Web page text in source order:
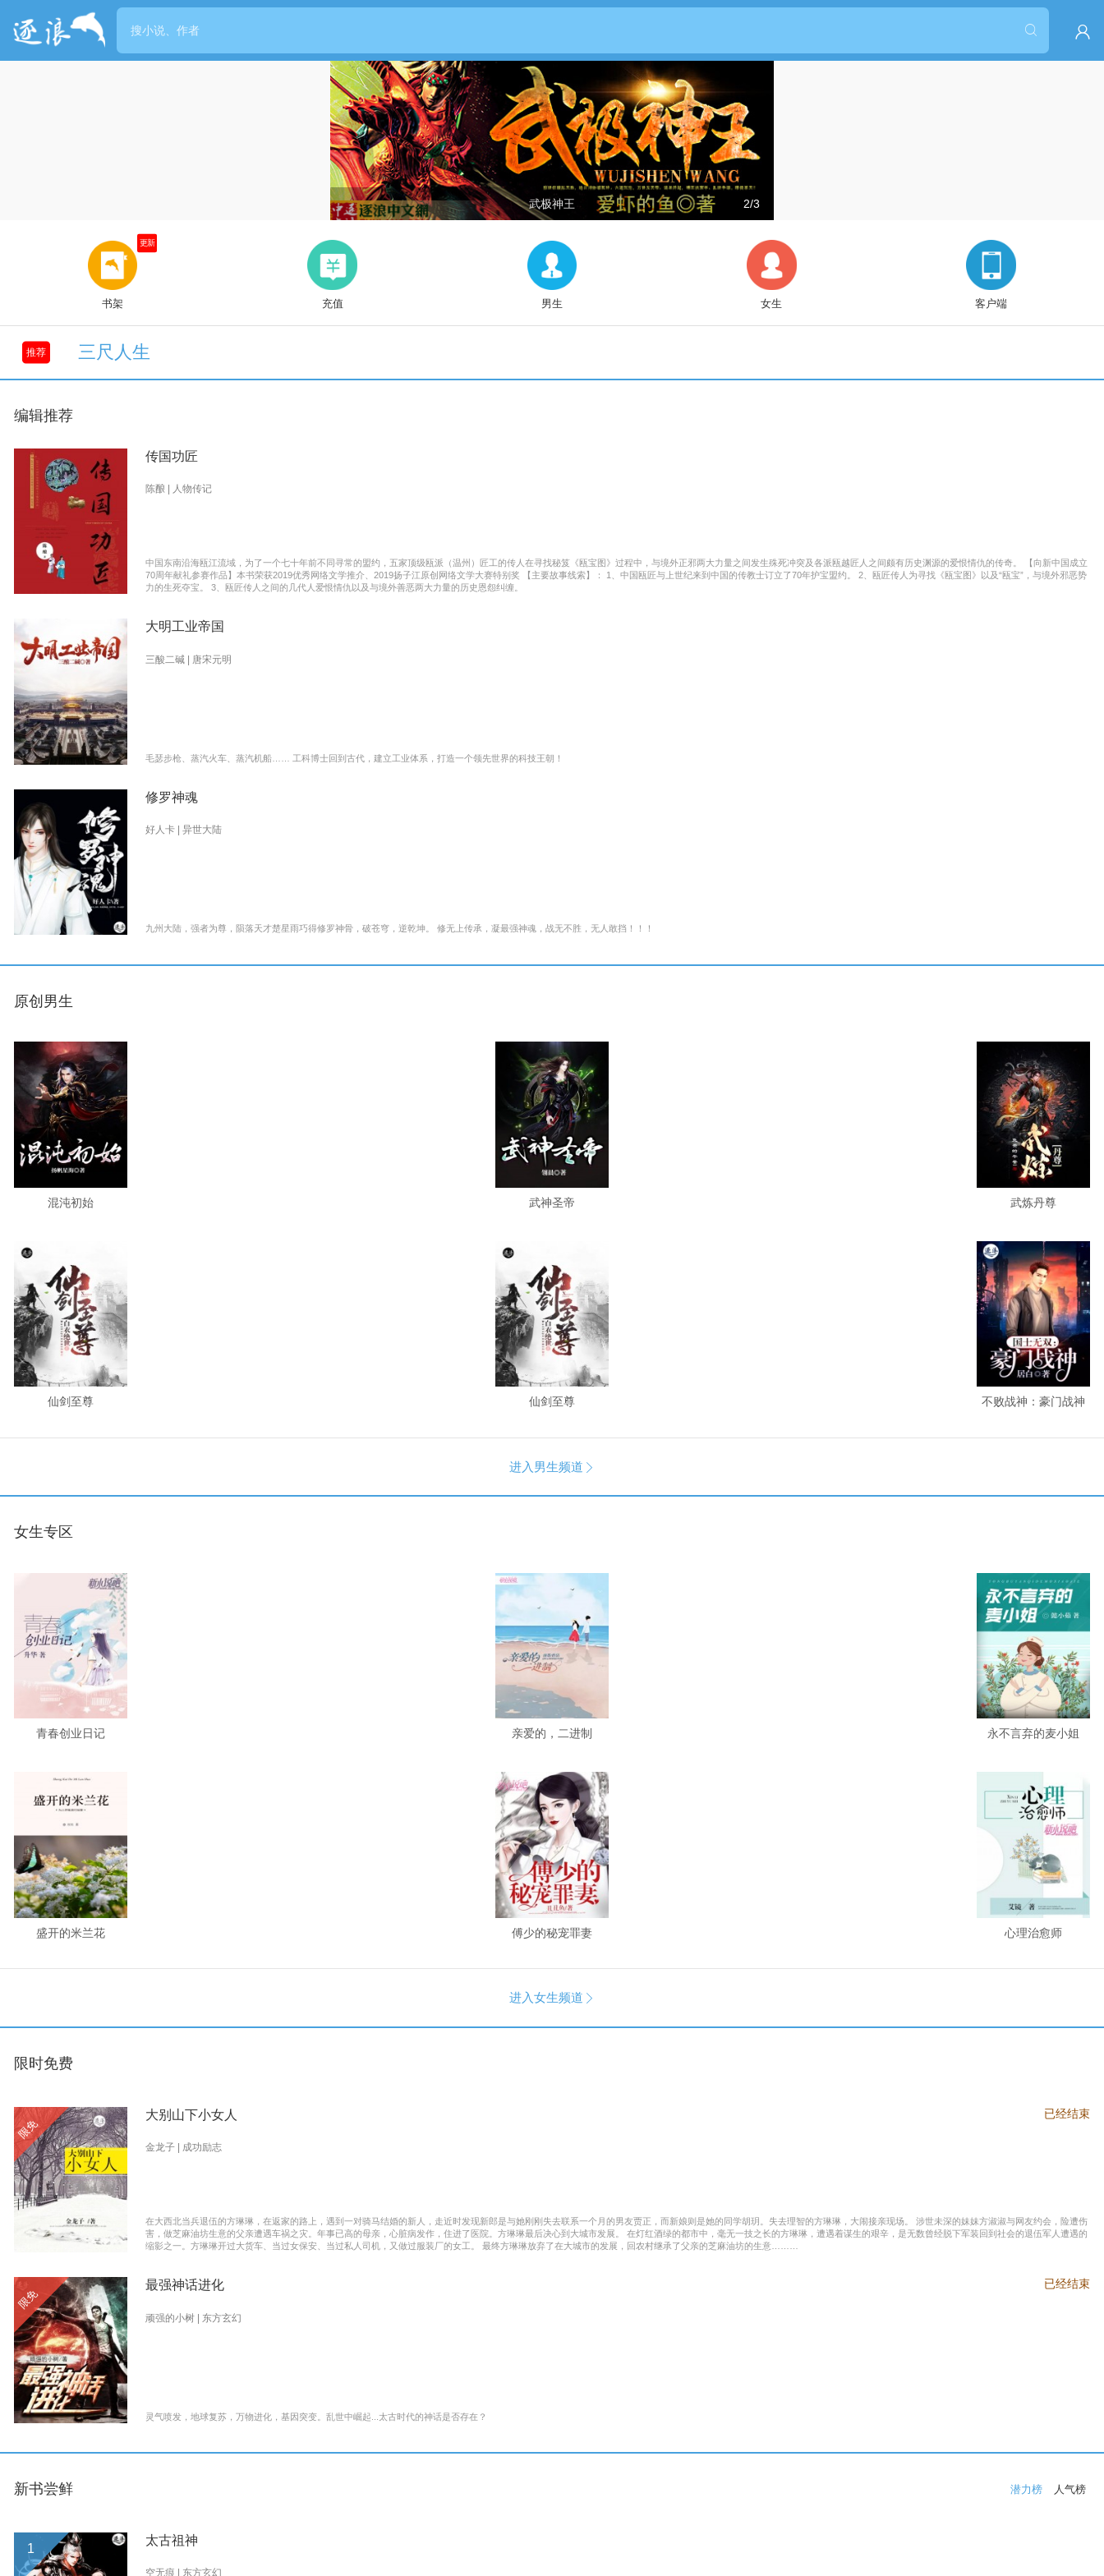
 
武极神王 2/3
书架
更新
充值 男生 女生 客户端
推荐 三尺人生
编辑推荐
传国功匠
陈酿 | 人物传记
中国东南沿海瓯江流域，为了一个七十年前不同寻常的盟约，五家顶级瓯派（温州）匠工的传人在寻找秘笈《瓯宝图》过程中，与境外正邪两大力量之间发生殊死冲突及各派瓯越匠人之间颇有历史渊源的爱恨情仇的传奇。 【向新中国成立
70周年献礼参赛作品】本书荣获2019优秀网络文学推介、2019扬子江原创网络文学大赛特别奖 【主要故事线索】： 1、中国瓯匠与上世纪来到中国的传教士订立了70年护宝盟约。 2、瓯匠传人为寻找《瓯宝图》以及“瓯宝”，与境外邪恶势
力的生死夺宝。 3、瓯匠传人之间的几代人爱恨情仇以及与境外善恶两大力量的历史恩怨纠缠。
大明工业帝国
三酸二碱 | 唐宋元明
毛瑟步枪、蒸汽火车、蒸汽机船…… 工科博士回到古代，建立工业体系，打造一个领先世界的科技王朝！
修罗神魂
好人卡 | 异世大陆
九州大陆，强者为尊，陨落天才楚星雨巧得修罗神骨，破苍穹，逆乾坤。 修无上传承，凝最强神魂，战无不胜，无人敢挡！！！
原创男生
混沌初始 武神圣帝 武炼丹尊
仙剑至尊 仙剑至尊 不败战神：豪门战神
进入男生频道 
女生专区
青春创业日记 亲爱的，二进制 永不言弃的麦小姐
盛开的米兰花 傅少的秘宠罪妻 心理治愈师
进入女生频道 
限时免费
限免
大别山下小女人
金龙子 | 成功励志
在大西北当兵退伍的方琳琳，在返家的路上，遇到一对骑马结婚的新人，走近时发现新郎是与她刚刚失去联系一个月的男友贾正，而新娘则是她的同学胡玥。失去理智的方琳琳，大闹接亲现场。 涉世未深的妹妹方淑淑与网友约会，险遭伤
害，做芝麻油坊生意的父亲遭遇车祸之灾。年事已高的母亲，心脏病发作，住进了医院。方琳琳最后决心到大城市发展。 在灯红酒绿的都市中，毫无一技之长的方琳琳，遭遇着谋生的艰辛，是无数曾经脱下军装回到社会的退伍军人遭遇的
缩影之一。方琳琳开过大货车、当过女保安、当过私人司机，又做过服装厂的女工。 最终方琳琳放弃了在大城市的发展，回农村继承了父亲的芝麻油坊的生意………
已经结束
限免
最强神话进化
顽强的小树 | 东方玄幻
灵气喷发，地球复苏，万物进化，基因突变。乱世中崛起...太古时代的神话是否存在？
已经结束
新书尝鲜 潜力榜 人气榜
1
太古祖神
空无痕 | 东方玄幻